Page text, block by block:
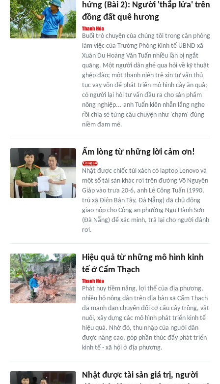
hứng (Bài 2): Người 'thắp lửa' trên
đồng đất quê hương
Buổi trò chuyện của chúng tôi trong căn phòng
làm việc của Trưởng Phòng Kinh tế UBND xã
Xuân Du Hoàng Văn Tuấn nhiều lần bị ngắt
quãng. Một người dân ghé qua hỏi về kỹ thuật
ghép đào; một thanh niên trẻ xin tư vấn thủ
tục vay vốn để phát triển mô hình cây ăn quả;
có người lại hỏi tư vấn đầu ra cho sản phẩm
nông nghiệp... anh Tuấn kiên nhẫn lắng nghe
rồi chia sẻ từng câu chuyện như 'chạm' đúng
niềm đam mê.
Ấm lòng từ những lời cảm ơn!
Nhặt được chiếc túi xách có laptop Lenovo và
một số tài sản khác rơi trên đường Võ Nguyên
Giáp vào trưa 20-6, anh Lê Công Tuấn (1990,
trú xã Điện Bàn Tây, Đà Nẵng) đã chủ động
giao nộp cho Công an phường Ngũ Hành Sơn
(Đà Nẵng) để xác minh, trả lại cho người đánh
rơi.
Hiệu quả từ những mô hình kinh
tế ở Cẩm Thạch
Phát huy tiềm năng, lợi thế của địa phương,
nhiều hộ nông dân trên địa bàn xã Cẩm Thạch
đã mạnh dạn chuyển đổi cơ cấu cây trồng, vật
nuôi, xây dựng các mô hình phát triển kinh tế
hiệu quả. Nhờ đó, thu nhập của người dân
được nâng cao, góp phần thúc đẩy phát triển
kinh tế - xã hội ở địa phương.
Nhặt được tài sản giá trị, người